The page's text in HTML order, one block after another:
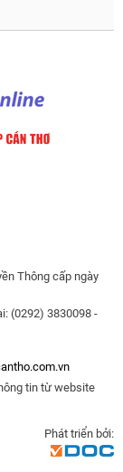
Thông cấp ngày
(0292) 3830098 -
tin từ website
Phát triển bởi: